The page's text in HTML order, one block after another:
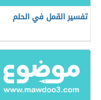
تفسير القمل في الحلم